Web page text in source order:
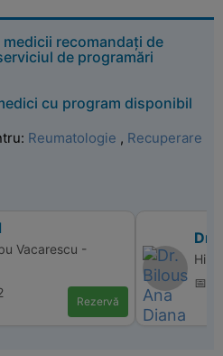
recomandați de
de programări
cu program disponibil
Reumatologie , Recuperare
Vacarescu -
Rezervă
Dr.
📅